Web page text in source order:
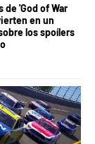
de 'God of War
en un
los spoílers